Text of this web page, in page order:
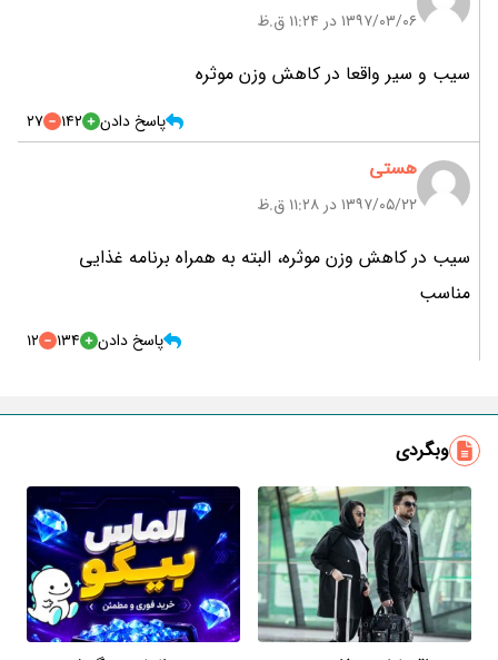
۱۳۹۷/۰۳/۰۶ در 11:24 ق.ظ
سیب و سیر واقعا در کاهش وزن موثره
پاسخ دادن 142
27
هستی
۱۳۹۷/۰۵/۲۲ در 11:28 ق.ظ
سیب در کاهش وزن موثره، البته به همراه برنامه غذایی
مناسب
پاسخ دادن 134
12
وبگردی